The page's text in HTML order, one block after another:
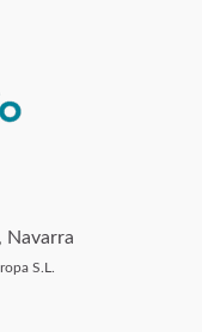
Navarra
S.L.